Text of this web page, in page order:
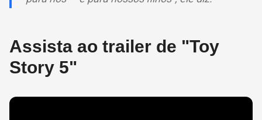
Assista ao trailer de "Toy
Story 5"